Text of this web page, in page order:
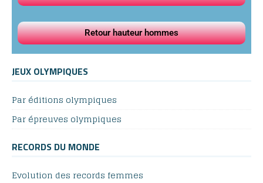
Retour hauteur hommes
JEUX OLYMPIQUES
Par éditions olympiques
Par épreuves olympiques
RECORDS DU MONDE
Evolution des records femmes